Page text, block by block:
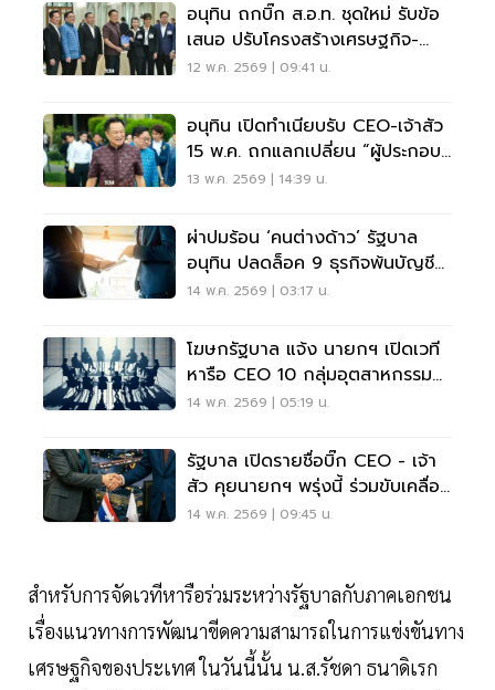
อนุทิน ถกบิ๊ก ส.อ.ท. ชุดใหม่ รับข้อ
เสนอ ปรับโครงสร้างเศรษฐกิจ-
อุตสาหกรรม
12 พ.ค. 2569 | 09:41 น.
อนุทิน เปิดทำเนียบรับ CEO-เจ้าสัว
15 พ.ค. ถกแลกเปลี่ยน “ผู้ประกอบ
การพูด รัฐบาลฟัง”
13 พ.ค. 2569 | 14:39 น.
ผ่าปมร้อน ‘คนต่างด้าว’ รัฐบาล
อนุทิน ปลดล็อค 9 ธุรกิจพ้นบัญชี
ขออนุญาต
14 พ.ค. 2569 | 03:17 น.
โฆษกรัฐบาล แจ้ง นายกฯ เปิดเวที
หารือ CEO 10 กลุ่มอุตสาหกรรม
ใหญ่ 15 พ.ค.นี้
14 พ.ค. 2569 | 05:19 น.
รัฐบาล เปิดรายชื่อบิ๊ก CEO - เจ้า
สัว คุยนายกฯ พรุ่งนี้ ร่วมขับเคลื่อน
เศรษฐกิจ
14 พ.ค. 2569 | 09:45 น.
สำหรับการจัดเวทีหารือร่วมระหว่างรัฐบาลกับภาคเอกชน
เรื่องแนวทางการพัฒนาขีดความสามารถในการแข่งขันทาง
เศรษฐกิจของประเทศ ในวันนี้นั้น น.ส.รัชดา ธนาดิเรก